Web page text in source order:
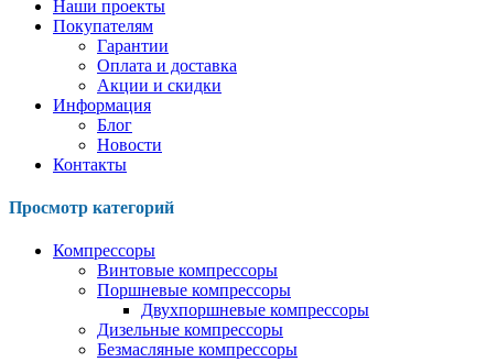
Наши проекты
Покупателям
Гарантии
Оплата и доставка
Акции и скидки
Информация
Блог
Новости
Контакты
Просмотр категорий
Компрессоры
Винтовые компрессоры
Поршневые компрессоры
Двухпоршневые компрессоры
Дизельные компрессоры
Безмасляные компрессоры